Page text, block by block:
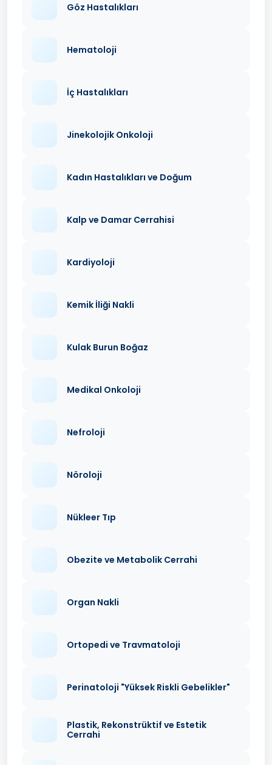
Göz Hastalıkları
Hematoloji
İç Hastalıkları
Jinekolojik Onkoloji
Kadın Hastalıkları ve Doğum
Kalp ve Damar Cerrahisi
Kardiyoloji
Kemik İliği Nakli
Kulak Burun Boğaz
Medikal Onkoloji
Nefroloji
Nöroloji
Nükleer Tıp
Obezite ve Metabolik Cerrahi
Organ Nakli
Ortopedi ve Travmatoloji
Perinatoloji "Yüksek Riskli Gebelikler"
Plastik, Rekonstrüktif ve Estetik
Cerrahi